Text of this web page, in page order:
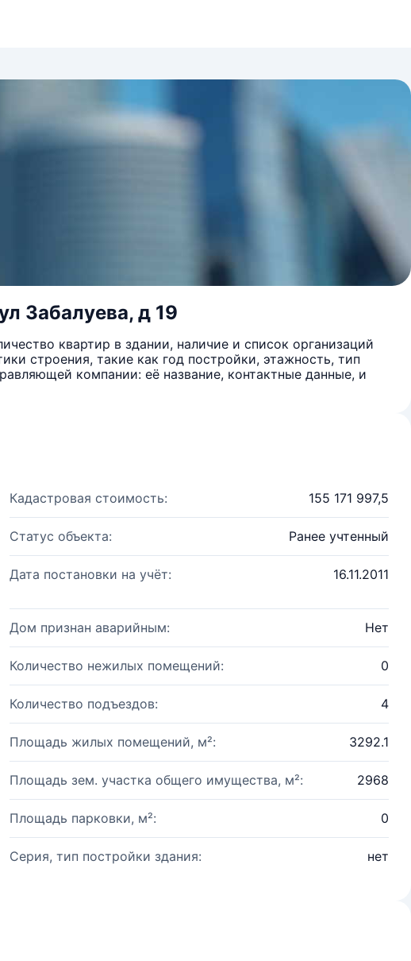
Забалуева, д 19
квартир в здании, наличие и список организаций
строения, такие как год постройки, этажность, тип
компании: её название, контактные данные, и
Кадастровая стоимость: 155 171 997,5
Статус объекта: Ранее учтенный
Дата постановки на учёт: 16.11.2011
Дом признан аварийным: Нет
Количество нежилых помещений: 0
Количество подъездов: 4
Площадь жилых помещений, м²: 3292.1
Площадь зем. участка общего имущества, м²: 2968
Площадь парковки, м²: 0
Серия, тип постройки здания: нет